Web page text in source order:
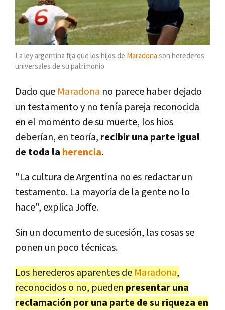
La ley argentina fija que los hijos de Maradona son herederos
universales de su patrimonio
Dado que Maradona no parece haber dejado
un testamento y no tenía pareja reconocida
en el momento de su muerte, los hios
deberían, en teoría, recibir una parte igual
de toda la herencia.
"La cultura de Argentina no es redactar un
testamento. La mayoría de la gente no lo
hace", explica Joffe.
Sin un documento de sucesión, las cosas se
ponen un poco técnicas.
Los herederos aparentes de Maradona,
reconocidos o no, pueden presentar una
reclamación por una parte de su riqueza en